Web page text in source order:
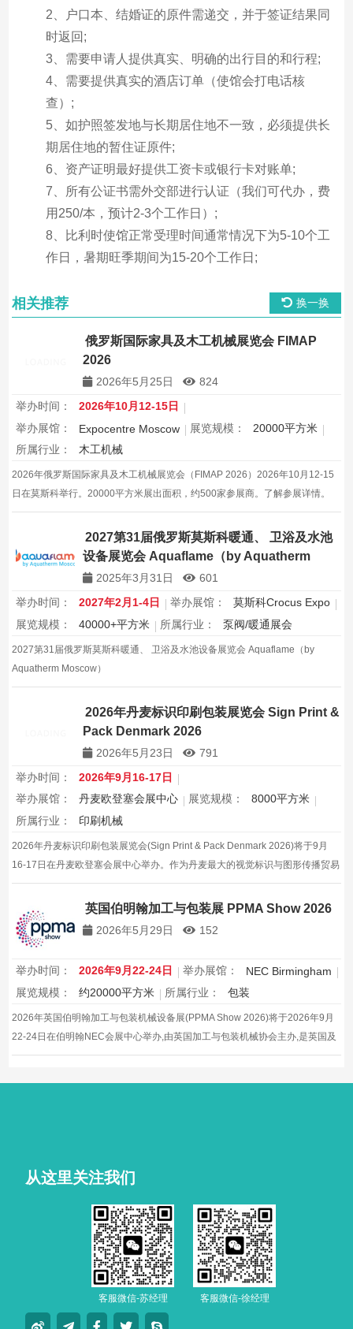
2、户口本、结婚证的原件需递交，并于签证结果同
时返回;
3、需要申请人提供真实、明确的出行目的和行程;
4、需要提供真实的酒店订单（使馆会打电话核
查）;
5、如护照签发地与长期居住地不一致，必须提供长
期居住地的暂住证原件;
6、资产证明最好提供工资卡或银行卡对账单;
7、所有公证书需外交部进行认证（我们可代办，费
用250/本，预计2-3个工作日）;
8、比利时使馆正常受理时间通常情况下为5-10个工
作日，暑期旺季期间为15-20个工作日;
相关推荐 换一换
俄罗斯国际家具及木工机械展览会 FIMAP
2026
2026年5月25日
824
举办时间：
2026年10月12-15日
举办展馆：
Expocentre Moscow 展览规模：
20000平方米
所属行业：
木工机械
2026年俄罗斯国际家具及木工机械展览会（FIMAP 2026）2026年10月12-15
日在莫斯科举行。20000平方米展出面积，约500家参展商。了解参展详情。
2027第31届俄罗斯莫斯科暖通、 卫浴及水池
设备展览会 Aquaflame（by Aquatherm
Moscow）
2025年3月31日
601
举办时间：
2027年2月1-4日 举办展馆：
莫斯科Crocus Expo
展览规模：
40000+平方米 所属行业： 泵阀/暖通展会
2027第31届俄罗斯莫斯科暖通、 卫浴及水池设备展览会 Aquaflame（by
Aquatherm Moscow）
2026年丹麦标识印刷包装展览会 Sign Print &
Pack Denmark 2026
2026年5月23日
791
举办时间：
2026年9月16-17日
举办展馆：
丹麦欧登塞会展中心 展览规模：
8000平方米
所属行业：
印刷机械
2026年丹麦标识印刷包装展览会(Sign Print & Pack Denmark 2026)将于9月
16-17日在丹麦欧登塞会展中心举办。作为丹麦最大的视觉标识与图形传播贸易
展，涵盖标识、印刷全生产链。
英国伯明翰加工与包装展 PPMA Show 2026
2026年5月29日 152
举办时间： 2026年9月22-24日 举办展馆：
NEC Birmingham
展览规模：
约20000平方米 所属行业： 包装
2026年英国伯明翰加工与包装机械设备展(PPMA Show 2026)将于2026年9月
22-24日在伯明翰NEC会展中心举办,由英国加工与包装机械协会主办,是英国及
爱尔兰地区最大规模的加工包装机械专业展会,汇聚350多家展商。
从这里关注我们
客服微信-苏经理 客服微信-徐经理